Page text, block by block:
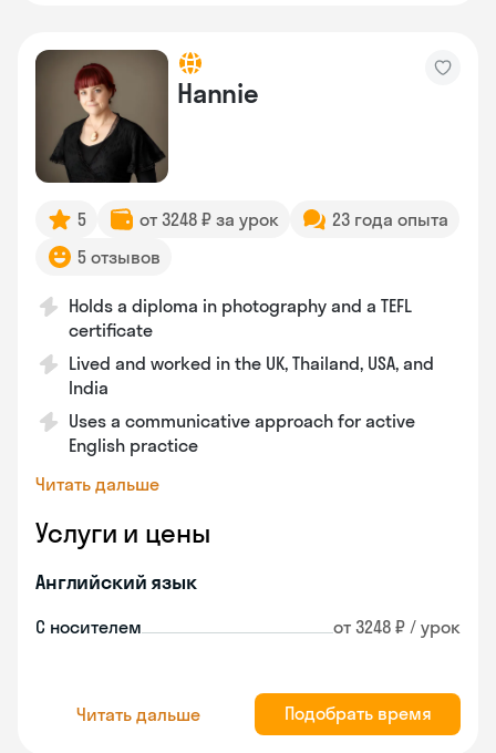
Hannie
5 от 3248 ₽ за урок
23 года опыта
5 отзывов
Holds a diploma in photography and a TEFL
certificate
Lived and worked in the UK, Thailand, USA, and
India
Uses a communicative approach for active
English practice
Читать дальше
Услуги и цены
Английский язык
С носителем от 3248 ₽ / урок
Читать дальше Подобрать время